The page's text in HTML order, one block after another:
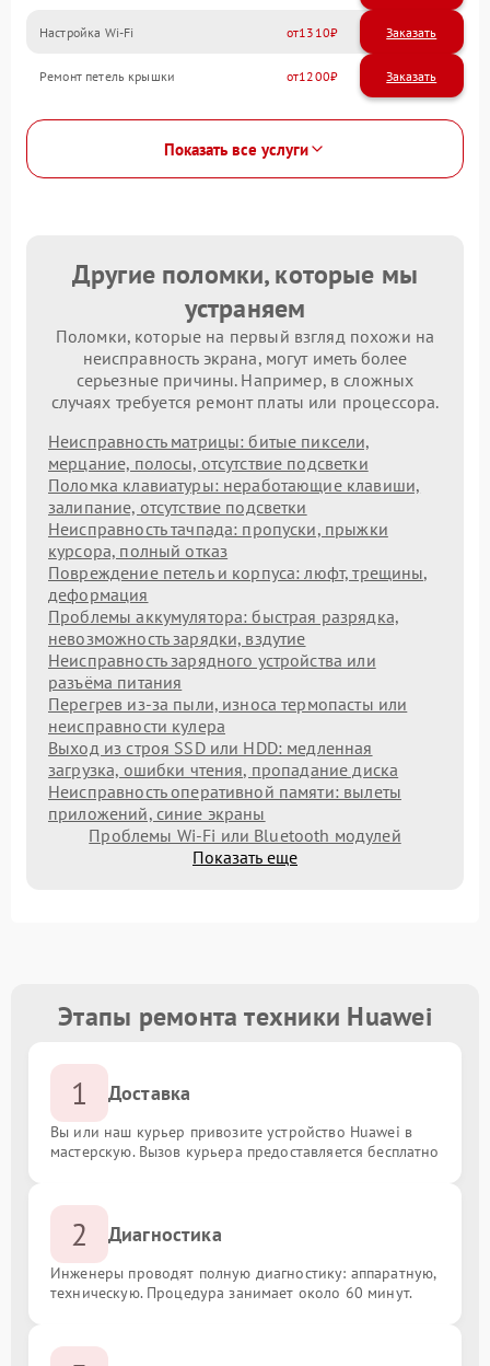
Настройка Wi-Fi 1310
Ремонт петель крышки 1200
Показать все услуги
Другие поломки, которые мы
устраняем
Поломки, которые на первый взгляд похожи на
неисправность экрана, могут иметь более
серьезные причины. Например, в сложных
случаях требуется ремонт платы или процессора.
Неисправность матрицы: битые пиксели,
мерцание, полосы, отсутствие подсветки
Поломка клавиатуры: неработающие клавиши,
залипание, отсутствие подсветки
Неисправность тачпада: пропуски, прыжки
курсора, полный отказ
Повреждение петель и корпуса: люфт, трещины,
деформация
Проблемы аккумулятора: быстрая разрядка,
невозможность зарядки, вздутие
Неисправность зарядного устройства или
разъёма питания
Перегрев из‑за пыли, износа термопасты или
неисправности кулера
Выход из строя SSD или HDD: медленная
загрузка, ошибки чтения, пропадание диска
Неисправность оперативной памяти: вылеты
приложений, синие экраны
Проблемы Wi‑Fi или Bluetooth модулей
Показать еще
Этапы ремонта техники Huawei
1 Доставка
Вы или наш курьер привозите устройство Huawei в
мастерскую. Вызов курьера предоставляется бесплатно
2 Диагностика
Инженеры проводят полную диагностику: аппаратную,
техническую. Процедура занимает около 60 минут.